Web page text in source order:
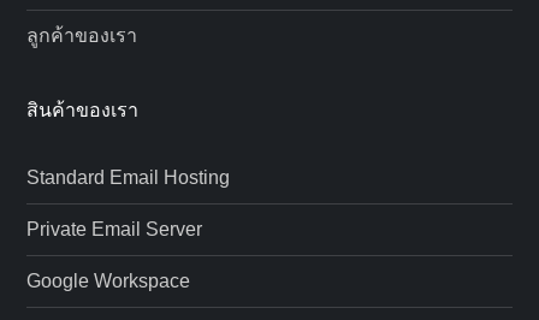
ลูกค้าของเรา
สินค้าของเรา
Standard Email Hosting
Private Email Server
Google Workspace